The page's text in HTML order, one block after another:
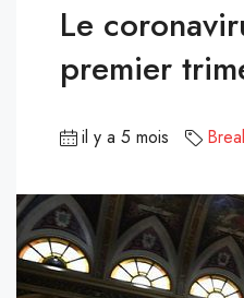
Le
premier
il y a 5 mois